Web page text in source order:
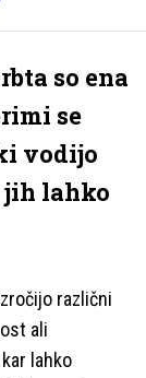
so ena
se
vodijo
jih lahko
različni
ali
lahko